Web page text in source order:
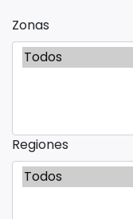
Zonas
Regiones